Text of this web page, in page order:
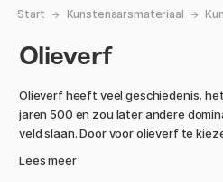
Start Kunstenaarsmateriaal
Olieverf
Olieverf heeft veel geschiedenis,
jaren 500 en zou later andere
veld slaan. Door voor olieverf te
Lees meer